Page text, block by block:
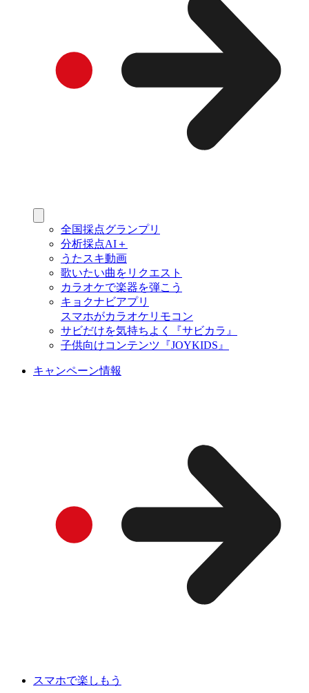
全国採点グランプリ
分析採点AI＋
うたスキ動画
歌いたい曲をリクエスト
カラオケで楽器を弾こう
キョクナビアプリ
スマホがカラオケリモコン
サビだけを気持ちよく『サビカラ』
子供向けコンテンツ『JOYKIDS』
キャンペーン情報
スマホで楽しもう